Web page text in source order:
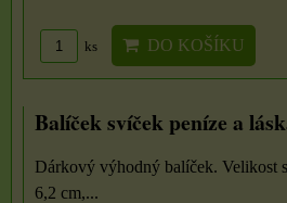
ks DO KOŠÍKU
Balíček svíček peníze a
Dárkový výhodný balíček. Velikost
6,2 cm,...